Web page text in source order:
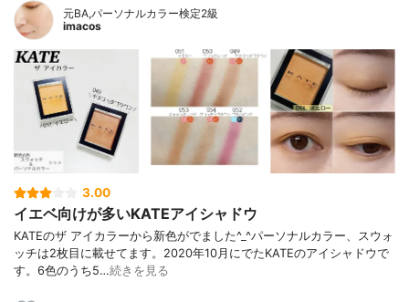
元BA,パーソナルカラー検定2級
imacos
3.00
イエベ向けが多いKATEアイシャドウ
KATEのザ アイカラーから新色がでました^_^パーソナルカラー、スウォ
ッチは2枚目に載せてます。2020年10月にでたKATEのアイシャドウで
す。6色のうち5…続きを見る